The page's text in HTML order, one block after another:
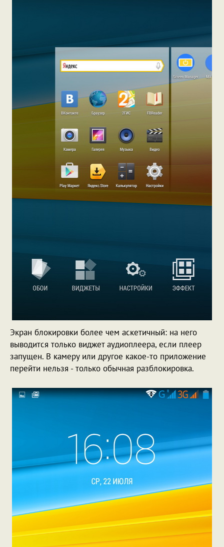
Экран блокировки более чем аскетичный: на него
выводится только виджет аудиоплеера, если плеер
запущен. В камеру или другое какое-то приложение
перейти нельзя - только обычная разблокировка.